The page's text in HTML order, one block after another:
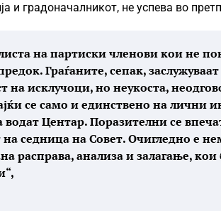
и градоначалникот, не успева во
на партиски членови кои не
Граѓаните, сепак,
на исклучоци, но неукоста,
се само и единствено на лични
водат Центар. Поразителни се
седница на Совет. Очигледно е
расправа, анализа и залагање,